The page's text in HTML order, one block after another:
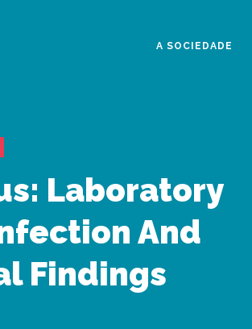
A SOCIEDADE
Laboratory
And
Findings